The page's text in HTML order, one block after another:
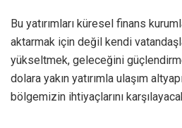
Bu yatırımları küresel finans
aktarmak için değil kendi
yükseltmek, geleceğini
dolara yakın yatırımla ulaşım
bölgemizin ihtiyaçlarını